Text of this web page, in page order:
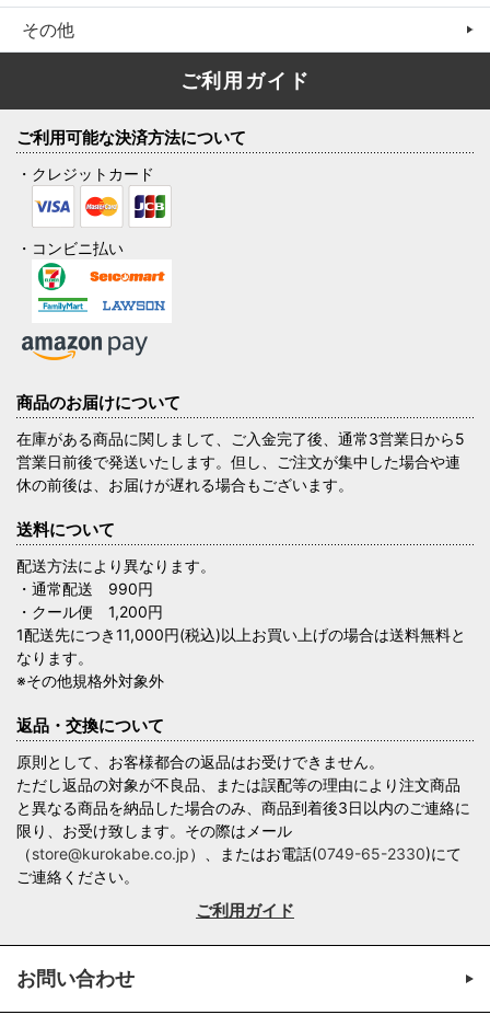
その他
ご利用ガイド
ご利用可能な決済方法について
・クレジットカード
・コンビニ払い
商品のお届けについて
在庫がある商品に関しまして、ご入金完了後、通常3営業日から5
営業日前後で発送いたします。但し、ご注文が集中した場合や連
休の前後は、お届けが遅れる場合もございます。
送料について
配送方法により異なります。
・通常配送 990円
・クール便 1,200円
1配送先につき11,000円(税込)以上お買い上げの場合は送料無料と
なります。
※その他規格外対象外
返品・交換について
原則として、お客様都合の返品はお受けできません。
ただし返品の対象が不良品、または誤配等の理由により注文商品
と異なる商品を納品した場合のみ、商品到着後3日以内のご連絡に
限り、お受け致します。その際はメール
（store@kurokabe.co.jp）、またはお電話(0749-65-2330)にて
ご連絡ください。
ご利用ガイド
お問い合わせ